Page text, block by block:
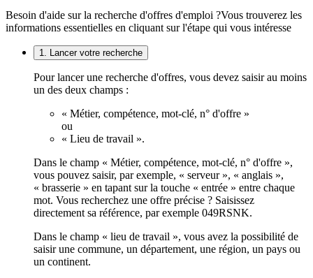
Besoin d'aide sur la recherche d'offres d'emploi ?Vous trouverez les
informations essentielles en cliquant sur l'étape qui vous intéresse
1. Lancer votre recherche
Pour lancer une recherche d'offres, vous devez saisir au moins
un des deux champs :
« Métier, compétence, mot-clé, n° d'offre »
ou
« Lieu de travail ».
Dans le champ « Métier, compétence, mot-clé, n° d'offre »,
vous pouvez saisir, par exemple, « serveur », « anglais »,
« brasserie » en tapant sur la touche « entrée » entre chaque
mot. Vous recherchez une offre précise ? Saisissez
directement sa référence, par exemple 049RSNK.
Dans le champ « lieu de travail », vous avez la possibilité de
saisir une commune, un département, une région, un pays ou
un continent.